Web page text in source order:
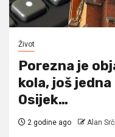
Život
Porezna je
kola, još
Osijek…
2 godine ago Alan